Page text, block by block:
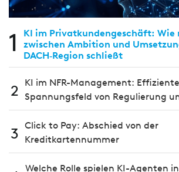
1
KI im Privatkundengeschäft:
zwischen Ambition und
DACH‑Region schließt
2
KI im NFR-Management:
Spannungsfeld von Regulierung
3 Click to Pay: Abschied von der
Kreditkartennummer
Welche Rolle spielen KI-Agenten